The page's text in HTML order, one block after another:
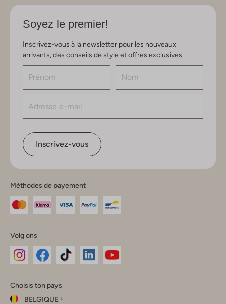
Soyez le premier!
Inscrivez-vous à la newsletter pour les nouveaux
arrivants, des conseils de style et offres exclusives
Inscrivez-vous
Méthodes de payement
Volg ons
Instagram
Facebook
TikTok
Choisis ton pays
BELGIQUE